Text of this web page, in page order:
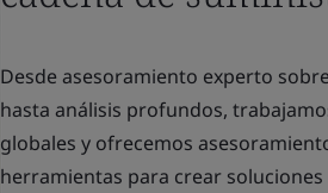
Desde asesoramiento experto
hasta análisis profundos,
globales y ofrecemos
herramientas para crear